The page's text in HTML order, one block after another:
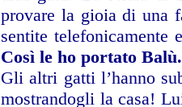
provare la gioia di una
sentite telefonicamente
Così le ho portato Balù.
Gli altri gatti l’hanno
mostrandogli la casa!